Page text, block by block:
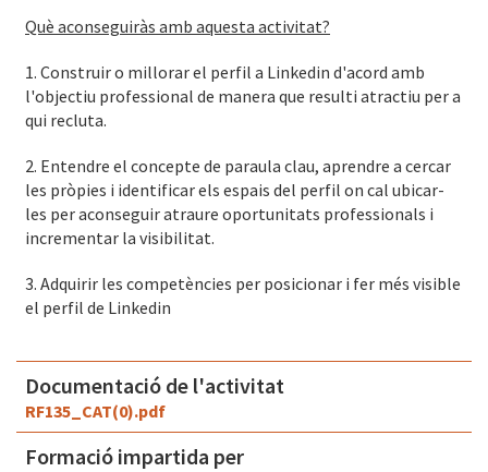
Què aconseguiràs amb aquesta activitat?
1. Construir o millorar el perfil a Linkedin d'acord amb
l'objectiu professional de manera que resulti atractiu per a
qui recluta.
2. Entendre el concepte de paraula clau, aprendre a cercar
les pròpies i identificar els espais del perfil on cal ubicar-
les per aconseguir atraure oportunitats professionals i
incrementar la visibilitat.
3. Adquirir les competències per posicionar i fer més visible
el perfil de Linkedin
Documentació de l'activitat
RF135_CAT(0).pdf
Formació impartida per